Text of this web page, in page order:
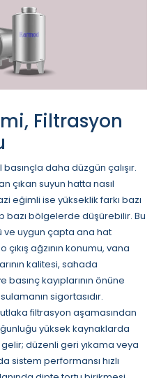
Filtrasyon
daha düzgün çalışır.
çıkan suyun hatta nasıl
eğimli ise yükseklik farkı bazı
bazı bölgelerde düşürebilir. Bu
ve uygun çapta ana hat
ağzının konumu, vana
kalitesi, sahada
kayıplarının önüne
sigortasıdır.
filtrasyon aşamasından
yüksek kaynaklarda
düzenli geri yıkama veya
sistem performansı hızlı